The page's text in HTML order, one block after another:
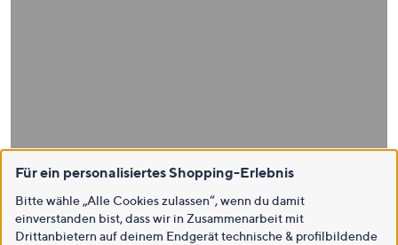
Für ein personalisiertes Shopping-Erlebnis
Bitte wähle „Alle Cookies zulassen“, wenn du damit
einverstanden bist, dass wir in Zusammenarbeit mit
Drittanbietern auf deinem Endgerät technische & profilbildende